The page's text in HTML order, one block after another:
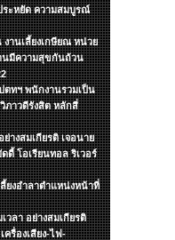
ระหยัด ความสมบูรณ์
านเลี้ยงเกษียณ หน่วย
นมีความสุขกันถ้วน
ตทฯ พนักงานรวมเป็น
ภาวดีรังสิต หลักสี่
างสมเกียรติ เจอนาย
ดี้ โอเรียนทอล ริเวอร์
ยงอำลาตำแหน่งหน้าที่
วลา อย่างสมเกียรติ
รื่องเสียง-ไฟ-